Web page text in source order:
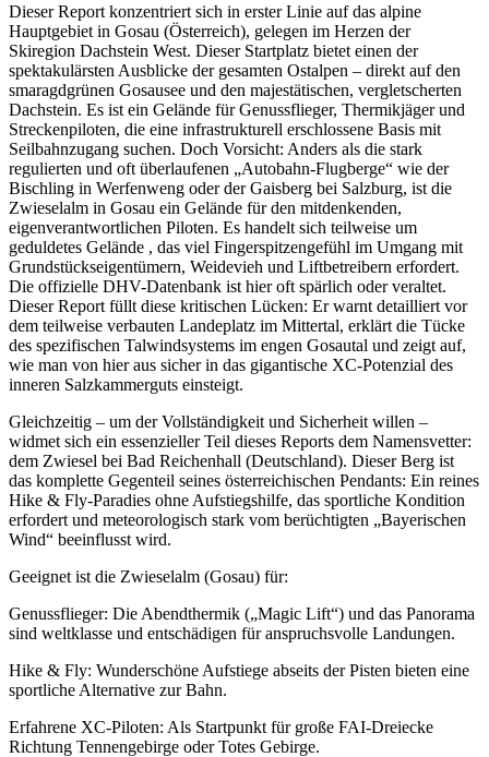
Dieser Report konzentriert sich in erster Linie auf das alpine
Hauptgebiet in Gosau (Österreich), gelegen im Herzen der
Skiregion Dachstein West. Dieser Startplatz bietet einen der
spektakulärsten Ausblicke der gesamten Ostalpen – direkt auf den
smaragdgrünen Gosausee und den majestätischen, vergletscherten
Dachstein. Es ist ein Gelände für Genussflieger, Thermikjäger und
Streckenpiloten, die eine infrastrukturell erschlossene Basis mit
Seilbahnzugang suchen. Doch Vorsicht: Anders als die stark
regulierten und oft überlaufenen „Autobahn-Flugberge“ wie der
Bischling in Werfenweng oder der Gaisberg bei Salzburg, ist die
Zwieselalm in Gosau ein Gelände für den mitdenkenden,
eigenverantwortlichen Piloten. Es handelt sich teilweise um
geduldetes Gelände , das viel Fingerspitzengefühl im Umgang mit
Grundstückseigentümern, Weidevieh und Liftbetreibern erfordert.
Die offizielle DHV-Datenbank ist hier oft spärlich oder veraltet.
Dieser Report füllt diese kritischen Lücken: Er warnt detailliert vor
dem teilweise verbauten Landeplatz im Mittertal, erklärt die Tücke
des spezifischen Talwindsystems im engen Gosautal und zeigt auf,
wie man von hier aus sicher in das gigantische XC-Potenzial des
inneren Salzkammerguts einsteigt.
Gleichzeitig – um der Vollständigkeit und Sicherheit willen –
widmet sich ein essenzieller Teil dieses Reports dem Namensvetter:
dem Zwiesel bei Bad Reichenhall (Deutschland). Dieser Berg ist
das komplette Gegenteil seines österreichischen Pendants: Ein reines
Hike & Fly-Paradies ohne Aufstiegshilfe, das sportliche Kondition
erfordert und meteorologisch stark vom berüchtigten „Bayerischen
Wind“ beeinflusst wird.
Geeignet ist die Zwieselalm (Gosau) für:
Genussflieger: Die Abendthermik („Magic Lift“) und das Panorama
sind weltklasse und entschädigen für anspruchsvolle Landungen.
Hike & Fly: Wunderschöne Aufstiege abseits der Pisten bieten eine
sportliche Alternative zur Bahn.
Erfahrene XC-Piloten: Als Startpunkt für große FAI-Dreiecke
Richtung Tennengebirge oder Totes Gebirge.